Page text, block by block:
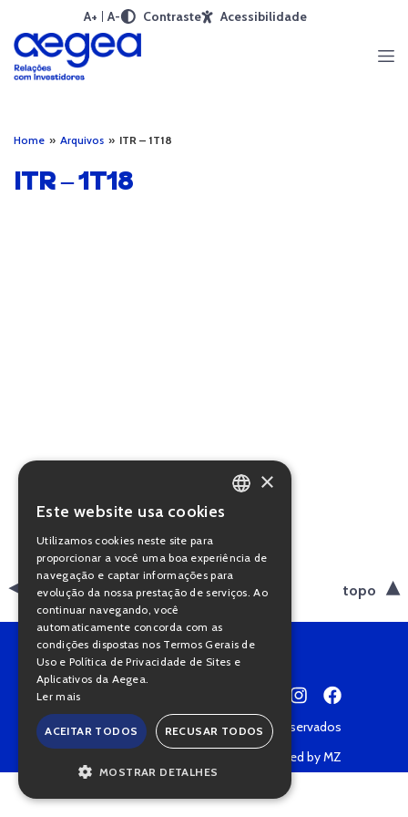
A+ A- Contraste Acessibilidade
Home » Arquivos » ITR – 1T18
ITR – 1T18
voltar topo
Copyright © 2022 • Todos os direitos reservados
Powered by MZ
PORTUGUESE
×
Este website usa cookies
Utilizamos cookies neste site para
proporcionar a você uma boa experiência de
navegação e captar informações para
evolução da nossa prestação de serviços. Ao
continuar navegando, você
automaticamente concorda com as
condições dispostas nos Termos Gerais de
Uso e Política de Privacidade de Sites e
Aplicativos da Aegea.
Ler mais
ACEITAR TODOS RECUSAR TODOS
MOSTRAR DETALHES